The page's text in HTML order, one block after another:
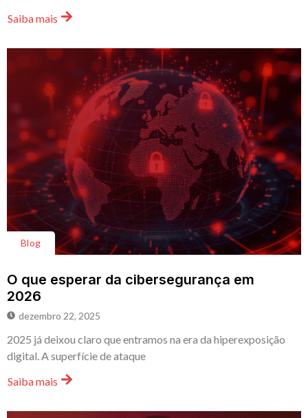
Saiba mais
Blog
O que esperar da cibersegurança em
2026
dezembro 22, 2025
2025 já deixou claro que entramos na era da hiperexposição
digital. A superfície de ataque
Saiba mais